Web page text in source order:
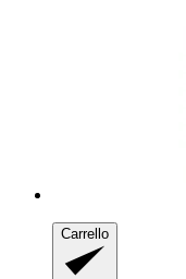
Carrello